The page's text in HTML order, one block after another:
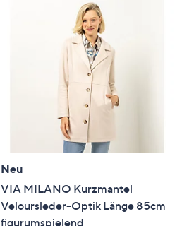
Neu
VIA MILANO Kurzmantel
Veloursleder-Optik Länge 85cm
figurumspielend